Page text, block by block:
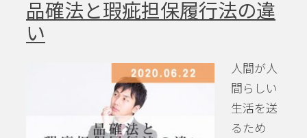
品確法と瑕疵担保履行法の違
い
人間が人
間らしい
生活を送
るため